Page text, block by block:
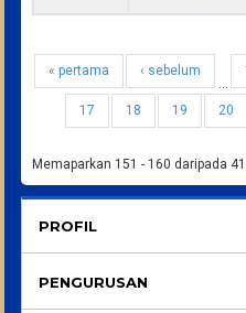
« pertama
‹ sebelum
17 18 19
20
Memaparkan 151 - 160 daripada
PROFIL
PENGURUSAN